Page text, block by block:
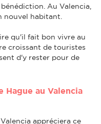
Au Valencia,
nouvel habitant.
qu'il fait bon vivre au
croissant de touristes
d'y rester pour de
Hague au Valencia
appréciera ce